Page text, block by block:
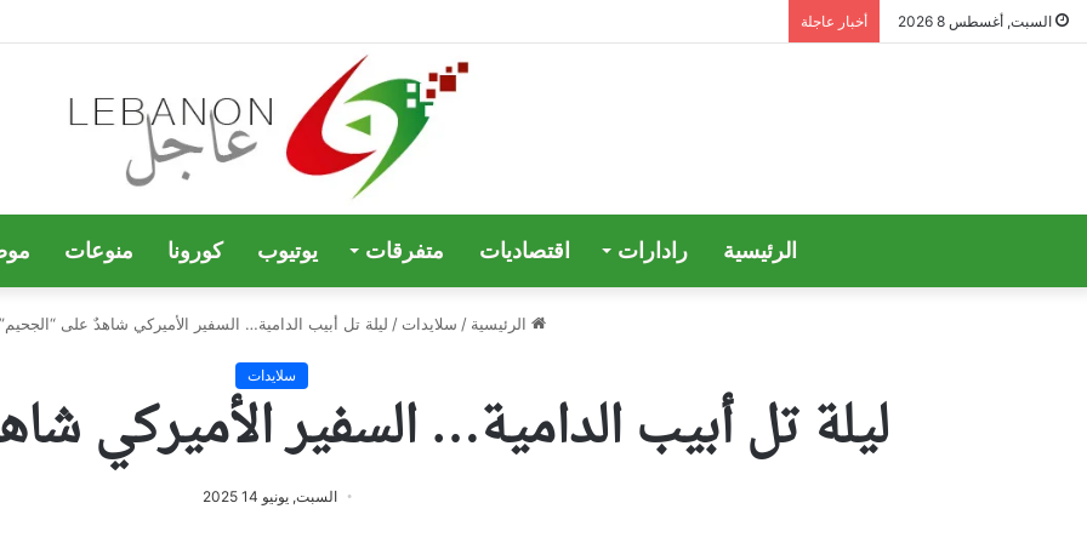
السبت, أغسطس 8 2026 أخبار عاجلة
الرئيسية رادارات اقتصاديات متفرقات يوتيوب كورونا منوعات
الرئيسية / سلايدات / ليلة تل أبيب الدامية… السفير الأميركي شاهدٌ على “الجحيم”
سلايدات
ليلة تل أبيب الدامية… السفير الأميركي
السبت, يونيو 14 2025